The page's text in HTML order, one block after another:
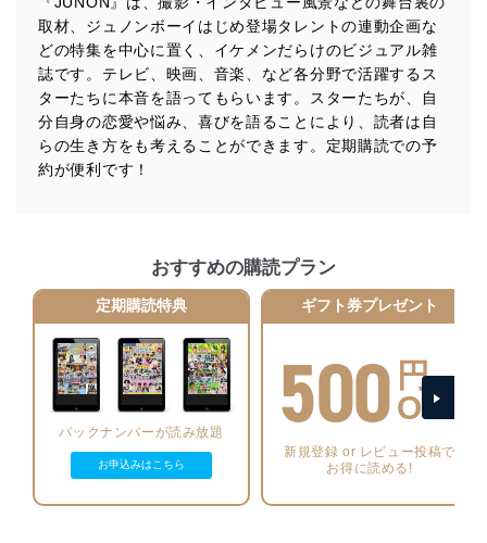
法令遵守
当社は、個人情報に関連する法令、国が定める指針及び
その他の規範を遵守します。また、当社の管理の仕組み
に、これらの法令及びその他の規範を常に適合させま
す。
個人情報の安全管理措置
施し、個人情報の漏えい、滅失またはき損の防止及び是
正に努めます。
アクセス制御
個人データを取り扱うことのできる機器及び当該
機器を取り扱う従業者を明確化し、 個人データへ
の不要なアクセスを防止しています。
アクセス者の識別と認証
機器に標準装備されているユーザー制御機能（ユ
ーザーアカウント制御）により、個人情報データ
ベース等を取り扱う情報システムを使用する従業
取材、ジュノンボーイはじめ登場タレントの連動企画な
どの特集を中心に置く、イケメンだらけのビジュアル雑
誌です。テレビ、映画、音楽、など各分野で活躍するス
ターたちに本音を語ってもらいます。スターたちが、自
分自身の恋愛や悩み、喜びを語ることにより、読者は自
らの生き方をも考えることができます。定期購読での予
約が便利です！
おすすめの購読プラン
定期購読特典
バックナンバーが読み放題
お申込みはこちら
ギフト券プレゼント
500 円
OFF
新規登録 or レビュー投稿で
お得に読める!